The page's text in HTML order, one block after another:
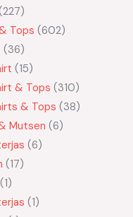
227
Tops 602
36
15
& Tops 310
& Tops 38
Mutsen 6
6
17
1
1